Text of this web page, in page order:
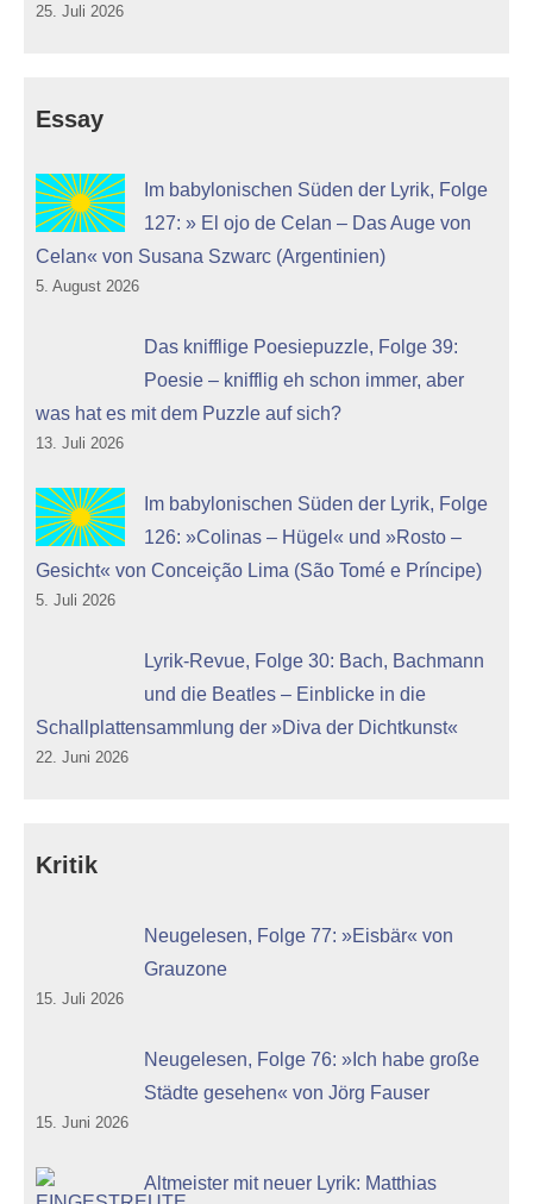
25. Juli 2026
Essay
Im babylonischen Süden der Lyrik, Folge
127: » El ojo de Celan – Das Auge von
Celan« von Susana Szwarc (Argentinien)
5. August 2026
Das knifflige Poesiepuzzle, Folge 39:
Poesie – knifflig eh schon immer, aber
was hat es mit dem Puzzle auf sich?
13. Juli 2026
Im babylonischen Süden der Lyrik, Folge
126: »Colinas – Hügel« und »Rosto –
Gesicht« von Conceição Lima (São Tomé e Príncipe)
5. Juli 2026
Lyrik-Revue, Folge 30: Bach, Bachmann
und die Beatles – Einblicke in die
Schallplattensammlung der »Diva der Dichtkunst«
22. Juni 2026
Kritik
Neugelesen, Folge 77: »Eisbär« von
Grauzone
15. Juli 2026
Neugelesen, Folge 76: »Ich habe große
Städte gesehen« von Jörg Fauser
15. Juni 2026
Altmeister mit neuer Lyrik: Matthias